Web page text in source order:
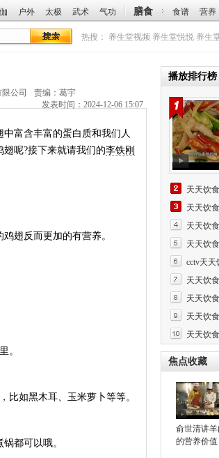
户外 太极 武术 气功 膳食 食谱 营养
热搜： 养生堂视频 养生堂悦悦 养生
公司
责编：葛宇
发表时间：2024-12-06 15:07
富含丰富的蛋白质和我们人
呢?接下来就请我们的李铁刚
翅反而更加的有营养。
。
如黑木耳、玉米萝卜等等。
都可以哦。
播放排行榜
天天饮
天天饮
天天饮
天天饮
cctv天
天天饮
天天饮
天天饮
天天饮
焦点收藏
俞世清讲羊
的营养价值